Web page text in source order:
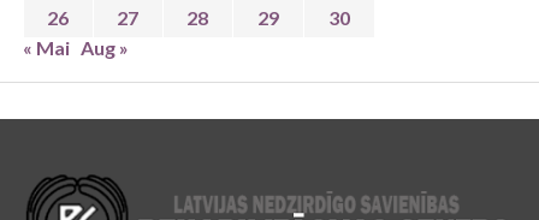
26
27 28 29
30
« Mai Aug »